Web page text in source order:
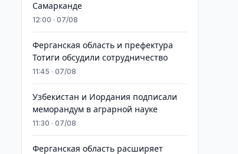
Самарканде
12:00 · 07/08
Ферганская область и префектура
Тотиги обсудили сотрудничество
11:45 · 07/08
Узбекистан и Иордания подписали
меморандум в аграрной науке
11:30 · 07/08
Ферганская область расширяет